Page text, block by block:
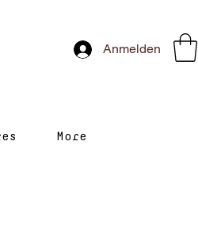
Anmelden
More